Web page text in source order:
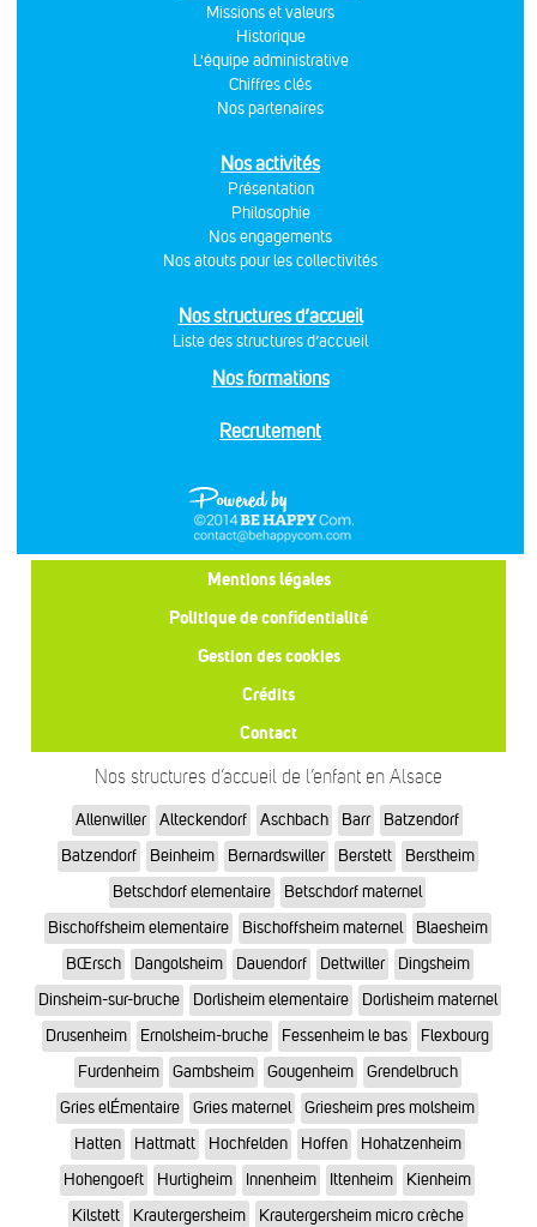
Missions et valeurs
Historique
L'équipe administrative
Chiffres clés
Nos partenaires
Nos activités
Présentation
Philosophie
Nos engagements
Nos atouts pour les collectivités
Nos structures d’accueil
Liste des structures d’accueil
Nos formations
Recrutement
Mentions légales
Politique de confidentialité
Gestion des cookies
Crédits
Contact
Nos structures d’accueil de l’enfant en Alsace
Allenwiller Alteckendorf Aschbach Barr
Batzendorf
Batzendorf
Beinheim Bernardswiller Berstett
Berstheim
Betschdorf elementaire
Betschdorf maternel
Bischoffsheim elementaire
Bischoffsheim maternel
Blaesheim
BŒrsch
Dangolsheim Dauendorf Dettwiller
Dingsheim
Dinsheim-sur-bruche
Dorlisheim elementaire
Dorlisheim maternel
Drusenheim
Ernolsheim-bruche Fessenheim le bas
Flexbourg
Furdenheim
Gambsheim Gougenheim
Grendelbruch
Gries elÉmentaire
Gries maternel
Griesheim pres molsheim
Hatten
Hattmatt Hochfelden Hoffen
Hohatzenheim
Hohengoeft
Hurtigheim Innenheim Ittenheim
Kienheim
Kilstett
Krautergersheim
Krautergersheim micro crèche